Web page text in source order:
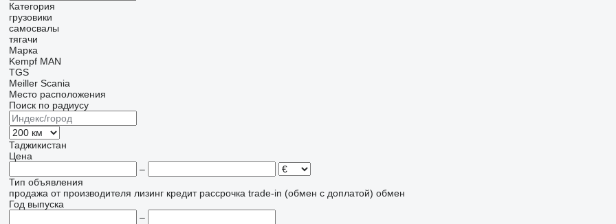
Категория
грузовики
самосвалы
тягачи
Марка
Kempf MAN
TGS
Meiller Scania
Место расположения
Поиск по радиусу
Таджикистан
Цена
–
Тип объявления
продажа от производителя лизинг кредит рассрочка trade-in (обмен с доплатой) обмен
Год выпуска
–